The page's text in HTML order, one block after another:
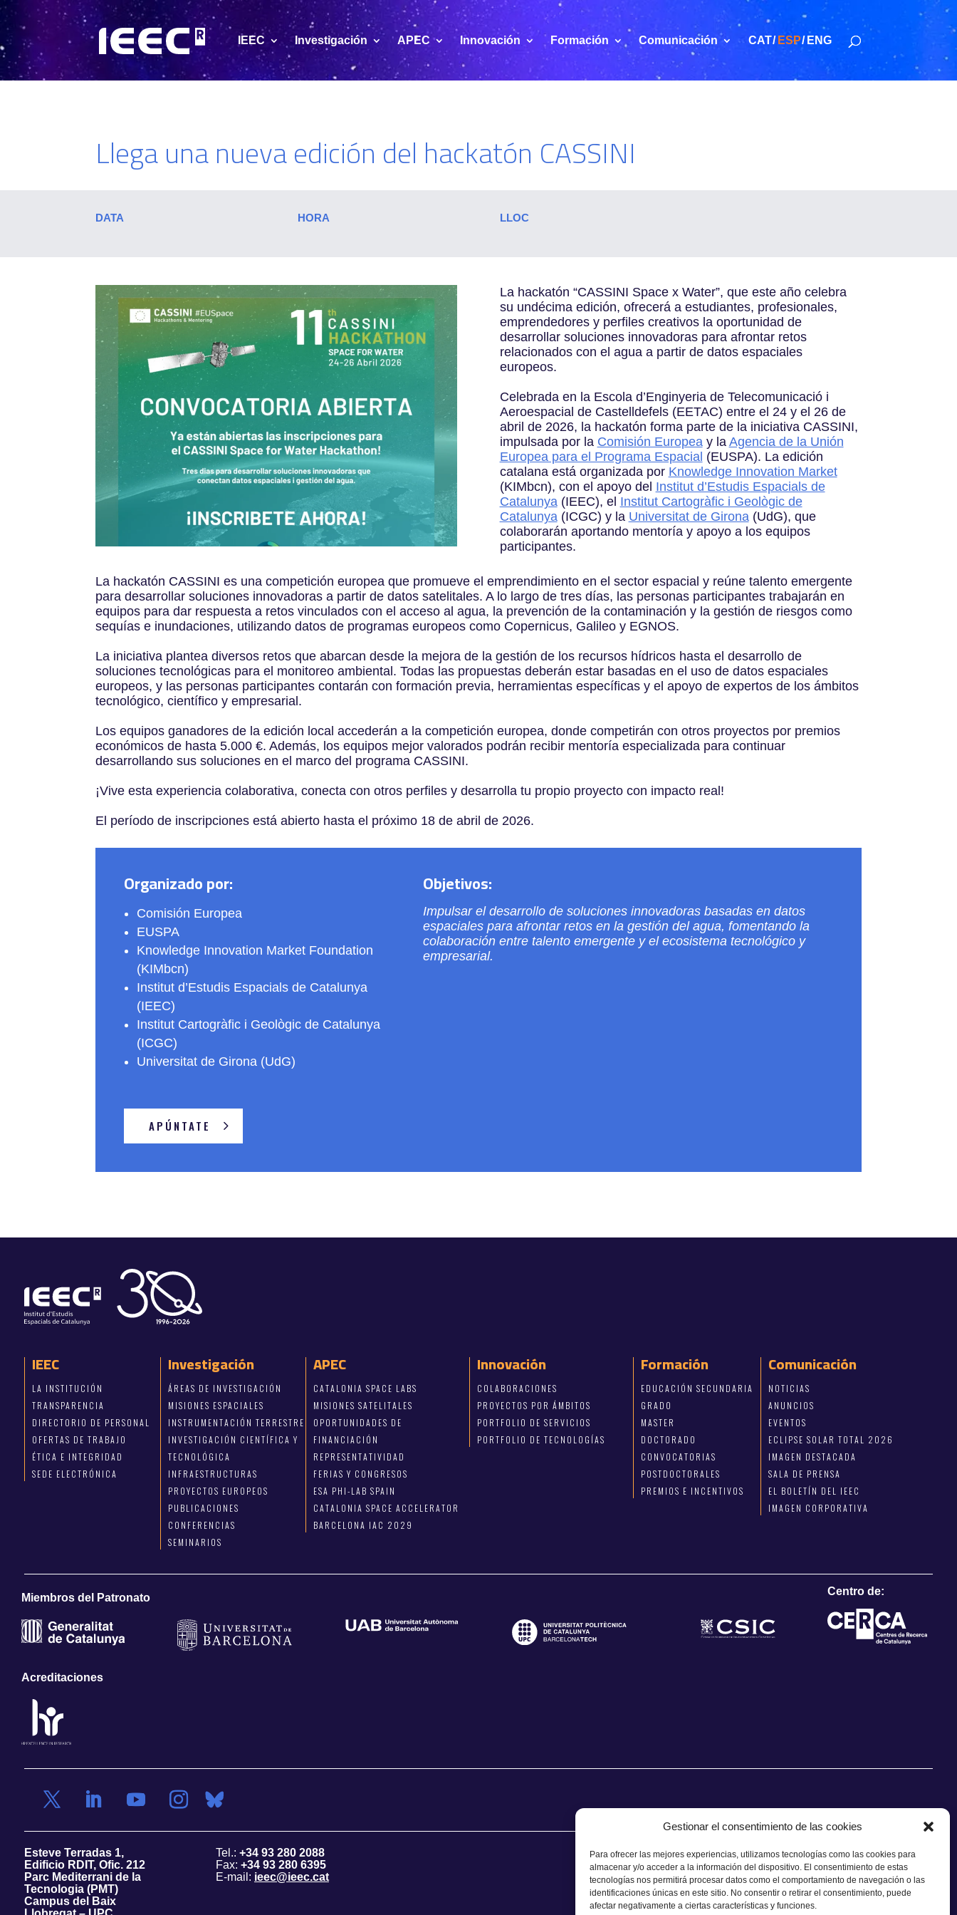
Gestionar el consentimiento de las cookies
Para ofrecer las mejores experiencias, utilizamos tecnologías como las cookies para
almacenar y/o acceder a la información del dispositivo. El consentimiento de estas
tecnologías nos permitirá procesar datos como el comportamiento de navegación o las
identificaciones únicas en este sitio. No consentir o retirar el consentimiento, puede
afectar negativamente a ciertas características y funciones.
IEEC Investigación APEC Innovación Formación Comunicación CAT ESP ENG
Llega una nueva edición del hackatón CASSINI
DATA HORA LLOC
La hackatón “CASSINI Space x Water”, que este año celebra
su undécima edición, ofrecerá a estudiantes, profesionales,
emprendedores y perfiles creativos la oportunidad de
desarrollar soluciones innovadoras para afrontar retos
relacionados con el agua a partir de datos espaciales
europeos.
Celebrada en la Escola d’Enginyeria de Telecomunicació i
Aeroespacial de Castelldefels (EETAC) entre el 24 y el 26 de
abril de 2026, la hackatón forma parte de la iniciativa CASSINI,
impulsada por la Comisión Europeay la Agencia de la Unión
Europea para el Programa Espacial (EUSPA). La edición
catalana está organizada por Knowledge Innovation Market
(KIMbcn), con el apoyo del Institut d’Estudis Espacials de
Catalunya(IEEC), el Institut Cartogràfic i Geològic de
Catalunya(ICGC) y la Universitat de Girona(UdG), que
colaborarán aportando mentoría y apoyo a los equipos
participantes.
La hackatón CASSINI es una competición europea que promueve el emprendimiento en el sector espacial y reúne talento emergente
para desarrollar soluciones innovadoras a partir de datos satelitales. A lo largo de tres días, las personas participantes trabajarán en
equipos para dar respuesta a retos vinculados con el acceso al agua, la prevención de la contaminación y la gestión de riesgos como
sequías e inundaciones, utilizando datos de programas europeos como Copernicus, Galileo y EGNOS.
La iniciativa plantea diversos retos que abarcan desde la mejora de la gestión de los recursos hídricos hasta el desarrollo de
soluciones tecnológicas para el monitoreo ambiental. Todas las propuestas deberán estar basadas en el uso de datos espaciales
europeos, y las personas participantes contarán con formación previa, herramientas específicas y el apoyo de expertos de los ámbitos
tecnológico, científico y empresarial.
Los equipos ganadores de la edición local accederán a la competición europea, donde competirán con otros proyectos por premios
económicos de hasta 5.000 €. Además, los equipos mejor valorados podrán recibir mentoría especializada para continuar
desarrollando sus soluciones en el marco del programa CASSINI.
¡Vive esta experiencia colaborativa, conecta con otros perfiles y desarrolla tu propio proyecto con impacto real!
El período de inscripciones está abierto hasta el próximo 18 de abril de 2026.
Organizado por:
Comisión Europea
EUSPA
Knowledge Innovation Market Foundation
(KIMbcn)
Institut d’Estudis Espacials de Catalunya
(IEEC)
Institut Cartogràfic i Geològic de Catalunya
(ICGC)
Universitat de Girona (UdG)
APÚNTATE
Objetivos:
Impulsar el desarrollo de soluciones innovadoras basadas en datos
espaciales para afrontar retos en la gestión del agua, fomentando la
colaboración entre talento emergente y el ecosistema tecnológico y
empresarial.
IEEC
LA INSTITUCIÓN
TRANSPARENCIA
DIRECTORIO DE PERSONAL
OFERTAS DE TRABAJO
ÉTICA E INTEGRIDAD
SEDE ELECTRÓNICA
Investigación
ÁREAS DE INVESTIGACIÓN
MISIONES ESPACIALES
INSTRUMENTACIÓN TERRESTRE
INVESTIGACIÓN CIENTÍFICA Y
TECNOLÓGICA
INFRAESTRUCTURAS
PROYECTOS EUROPEOS
PUBLICACIONES
CONFERENCIAS
SEMINARIOS
APEC
CATALONIA SPACE LABS
MISIONES SATELITALES
OPORTUNIDADES DE
FINANCIACIÓN
REPRESENTATIVIDAD
FERIAS Y CONGRESOS
ESA PHI-LAB SPAIN
CATALONIA SPACE ACCELERATOR
BARCELONA IAC 2029
Innovación
COLABORACIONES
PROYECTOS POR ÁMBITOS
PORTFOLIO DE SERVICIOS
PORTFOLIO DE TECNOLOGÍAS
Formación
EDUCACIÓN SECUNDARIA
GRADO
MASTER
DOCTORADO
CONVOCATORIAS
POSTDOCTORALES
PREMIOS E INCENTIVOS
Comunicación
NOTICIAS
ANUNCIOS
EVENTOS
ECLIPSE SOLAR TOTAL 2026
IMAGEN DESTACADA
SALA DE PRENSA
EL BOLETÍN DEL IEEC
IMAGEN CORPORATIVA
Miembros del Patronato
Centro de:
Acreditaciones
Esteve Terradas 1,
Edificio RDIT, Ofic. 212
Parc Mediterrani de la
Tecnologia (PMT)
Campus del Baix
Tel.: +34 93 280 2088
Fax: +34 93 280 6395
E-mail: ieec@ieec.cat
CONTACTO